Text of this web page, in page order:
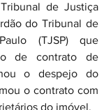
de Justiça
do Tribunal de
(TJSP) que
de contrato de
o despejo do
o contrato com
do imóvel.